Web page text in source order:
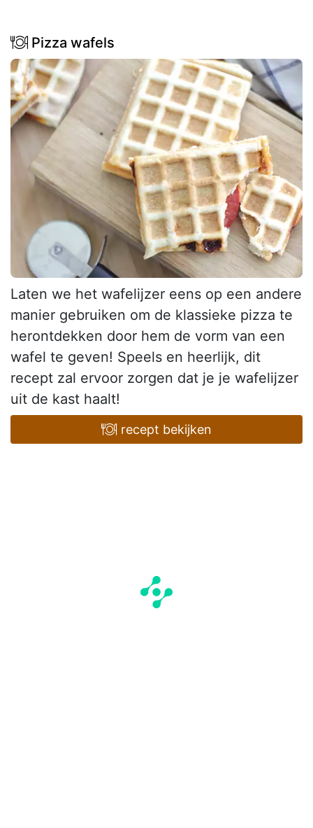
Pizza wafels
Laten we het wafelijzer eens op een andere
manier gebruiken om de klassieke pizza te
herontdekken door hem de vorm van een
wafel te geven! Speels en heerlijk, dit
recept zal ervoor zorgen dat je je wafelijzer
uit de kast haalt!
recept bekijken